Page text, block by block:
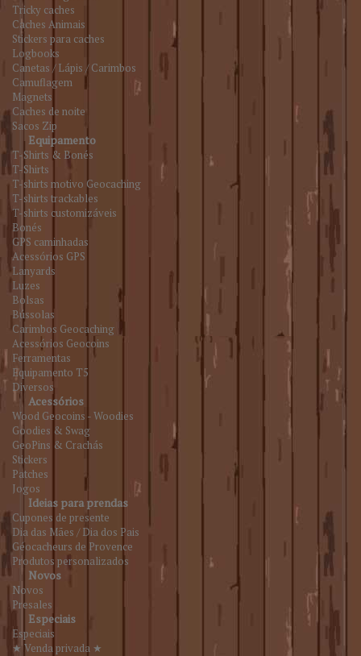
Tricky caches
Caches Animais
Stickers para caches
Logbooks
Canetas / Lápis / Carimbos
Camuflagem
Magnets
Caches de noite
Sacos Zip
Equipamento
T-Shirts & Bonés
T-Shirts
T-shirts motivo Geocaching
T-shirts trackables
T-shirts customizáveis
Bonés
GPS caminhadas
Acessórios GPS
Lanyards
Luzes
Bolsas
Bússolas
Carimbos Geocaching
Acessórios Geocoins
Ferramentas
Equipamento T5
Diversos
Acessórios
Wood Geocoins - Woodies
Goodies & Swag
GeoPins & Crachás
Stickers
Patches
Jogos
Ideias para prendas
Cupones de presente
Dia das Mães / Dia dos Pais
Géocacheurs de Provence
Produtos personalizados
Novos
Novos
Presales
Especiais
Especiais
★ Venda privada ★